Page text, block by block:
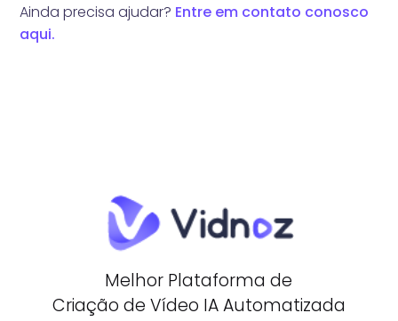
Ainda precisa ajudar? Entre em contato conosco
aqui.
Melhor Plataforma de
Criação de Vídeo IA Automatizada